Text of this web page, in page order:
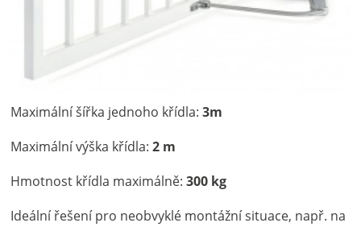
Maximální šířka jednoho křídla:3m
Maximální výška křídla:2 m
Hmotnost křídla maximálně:300 kg
Ideální řešení pro neobvyklé montážní situace, např. na